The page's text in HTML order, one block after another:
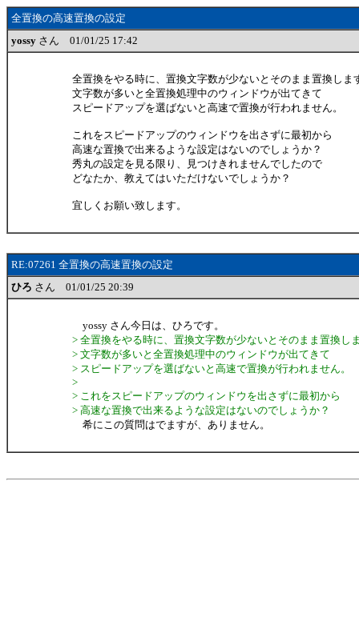
全置換の高速置換の設定
yossy さん 01/01/25 17:42
全置換をやる時に、置換文字数が少ないとそのまま置換しま
文字数が多いと全置換処理中のウィンドウが出てきて
スピードアップを選ばないと高速で置換が行われません。
これをスピードアップのウィンドウを出さずに最初から
高速な置換で出来るような設定はないのでしょうか？
秀丸の設定を見る限り、見つけきれませんでしたので
どなたか、教えてはいただけないでしょうか？
宜しくお願い致します。
RE:07261 全置換の高速置換の設定
ひろ さん 01/01/25 20:39
yossy さん今日は、ひろです。
> 全置換をやる時に、置換文字数が少ないとそのまま置換し
> 文字数が多いと全置換処理中のウィンドウが出てきて
> スピードアップを選ばないと高速で置換が行われません。
>
> これをスピードアップのウィンドウを出さずに最初から
> 高速な置換で出来るような設定はないのでしょうか？
希にこの質問はでますが、ありません。